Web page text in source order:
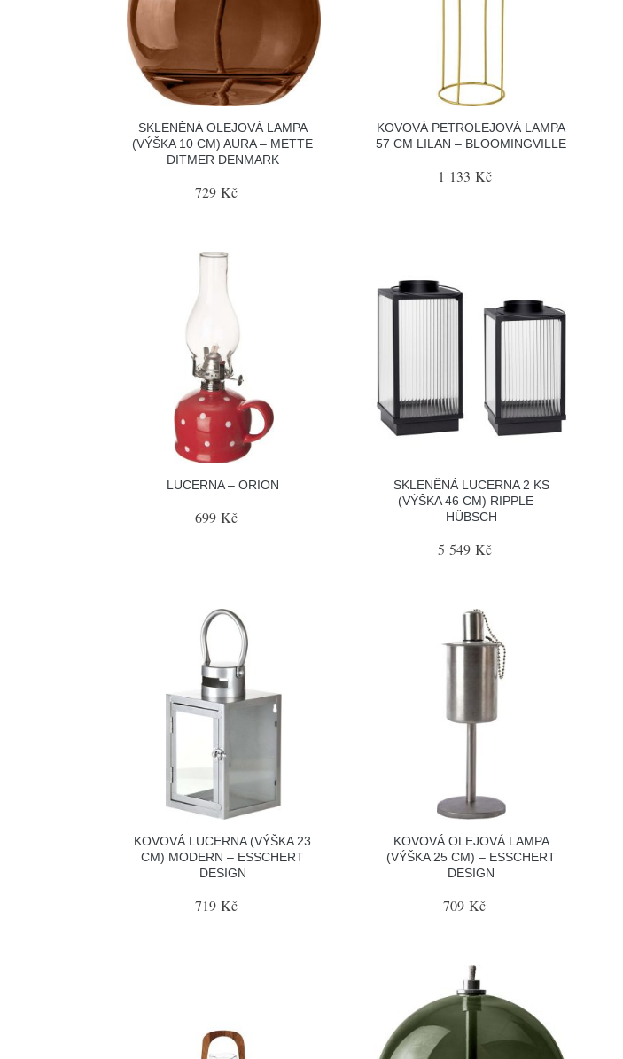
SKLENĚNÁ OLEJOVÁ LAMPA
(VÝŠKA 10 CM) AURA – METTE
DITMER DENMARK
729 Kč
KOVOVÁ PETROLEJOVÁ LAMPA
57 CM LILAN – BLOOMINGVILLE
1 133 Kč
LUCERNA – ORION
699 Kč
SKLENĚNÁ LUCERNA 2 KS
(VÝŠKA 46 CM) RIPPLE –
HÜBSCH
5 549 Kč
KOVOVÁ LUCERNA (VÝŠKA 23
CM) MODERN – ESSCHERT
DESIGN
719 Kč
KOVOVÁ OLEJOVÁ LAMPA
(VÝŠKA 25 CM) – ESSCHERT
DESIGN
709 Kč